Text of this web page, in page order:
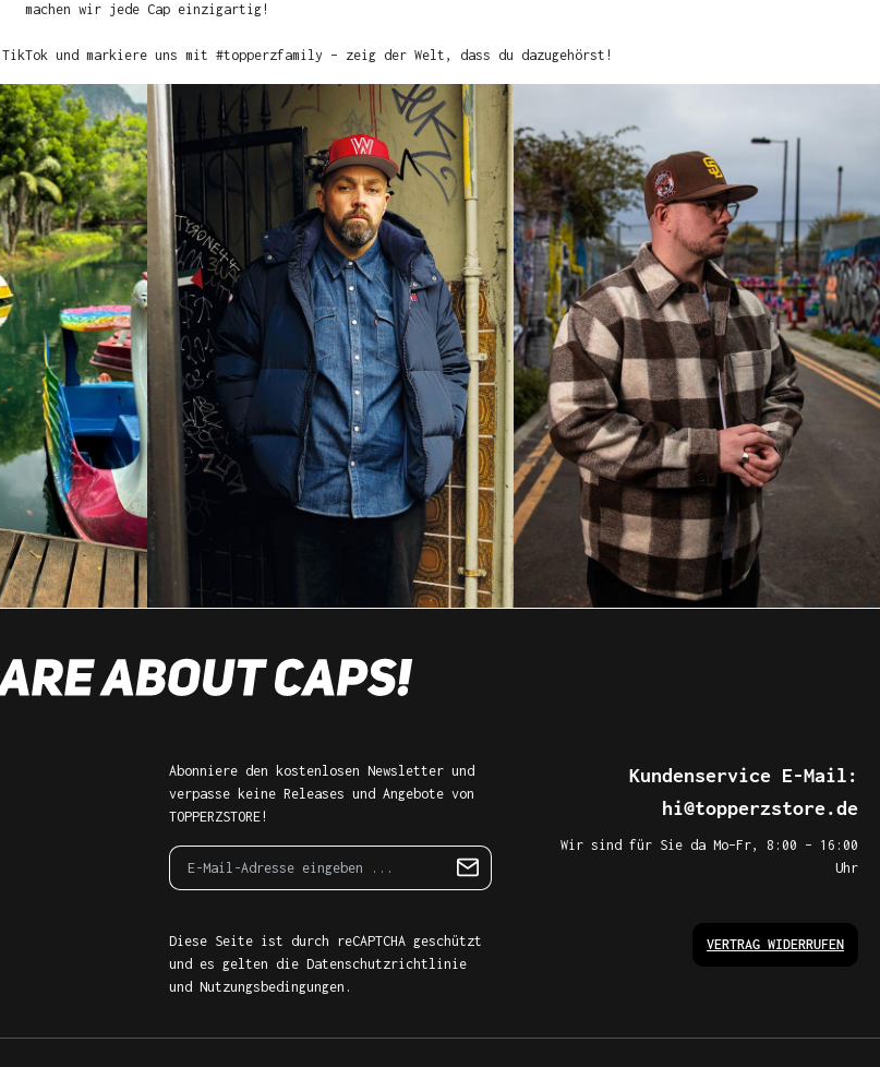
machen wir jede Cap einzigartig!
TikTok und markiere uns mit #topperzfamily – zeig der Welt, dass du dazugehörst!
Abonniere den kostenlosen Newsletter und
verpasse keine Releases und Angebote von
TOPPERZSTORE!
Diese Seite ist durch reCAPTCHA geschützt
und es gelten die Datenschutzrichtlinie
und Nutzungsbedingungen .
Kundenservice E-Mail:
hi@topperzstore.de
Wir sind für Sie da Mo–Fr, 8:00 – 16:00
Uhr
VERTRAG WIDERRUFEN